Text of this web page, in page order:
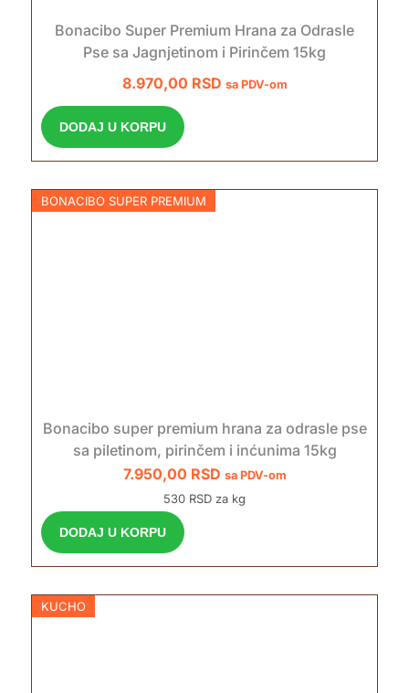
Bonacibo Super Premium Hrana za Odrasle
Pse sa Jagnjetinom i Pirinčem 15kg
8.970,00 RSD sa PDV-om
DODAJ U KORPU
BONACIBO SUPER PREMIUM
Bonacibo super premium hrana za odrasle pse
sa piletinom, pirinčem i inćunima 15kg
7.950,00 RSD sa PDV-om
530 RSD za kg
DODAJ U KORPU
KUCHO